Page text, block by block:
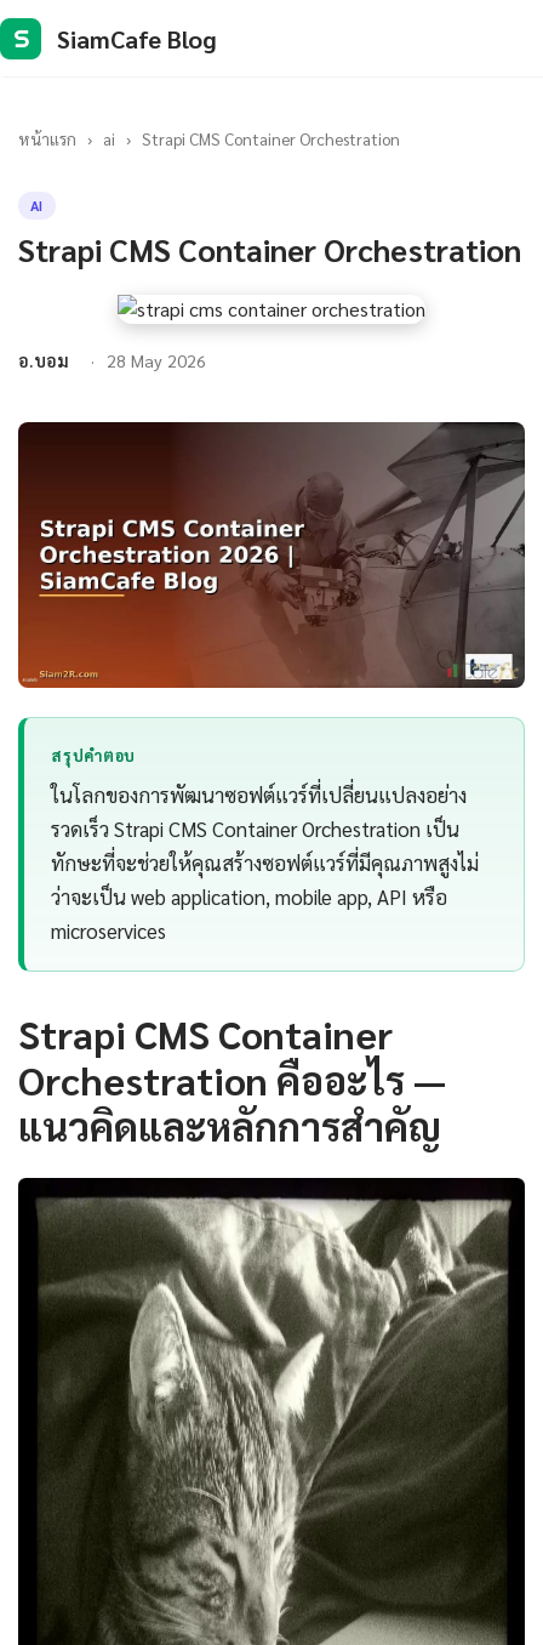
S SiamCafe Blog
หน้าแรก › ai › Strapi CMS Container Orchestration
AI
Strapi CMS Container Orchestration
อ.บอม 28 May 2026
สรุปคำตอบ
ในโลกของการพัฒนาซอฟต์แวร์ที่เปลี่ยนแปลงอย่าง
รวดเร็ว Strapi CMS Container Orchestration เป็น
ทักษะที่จะช่วยให้คุณสร้างซอฟต์แวร์ที่มีคุณภาพสูงไม่
ว่าจะเป็น web application, mobile app, API หรือ
microservices
Strapi CMS Container
Orchestration คืออะไร —
แนวคิดและหลักการสำคัญ